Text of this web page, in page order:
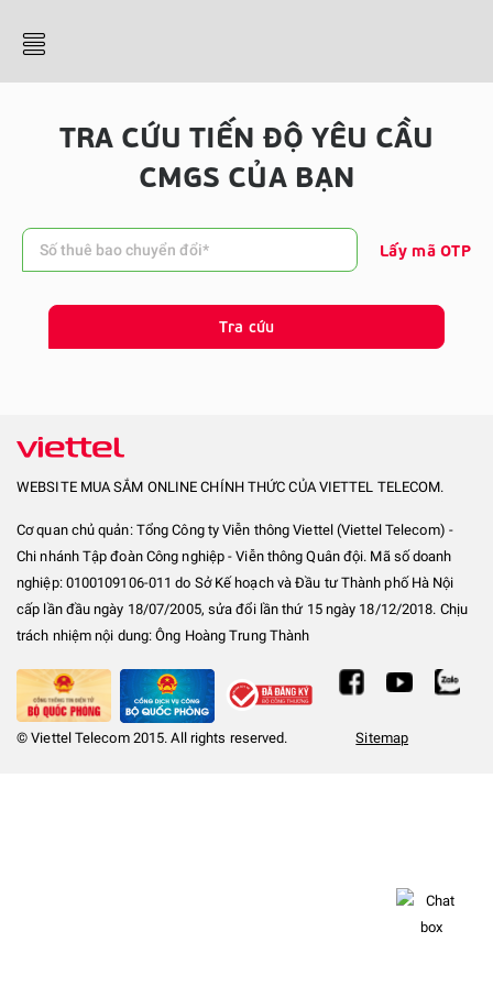
TRA CỨU TIẾN ĐỘ YÊU CẦU
CMGS CỦA BẠN
Lấy mã OTP
Tra cứu
WEBSITE MUA SẮM ONLINE CHÍNH THỨC CỦA VIETTEL TELECOM.
Cơ quan chủ quản: Tổng Công ty Viễn thông Viettel (Viettel Telecom) -
Chi nhánh Tập đoàn Công nghiệp - Viễn thông Quân đội. Mã số doanh
nghiệp: 0100109106-011 do Sở Kế hoạch và Đầu tư Thành phố Hà Nội
cấp lần đầu ngày 18/07/2005, sửa đổi lần thứ 15 ngày 18/12/2018. Chịu
trách nhiệm nội dung: Ông Hoàng Trung Thành
© Viettel Telecom 2015. All rights reserved. Sitemap